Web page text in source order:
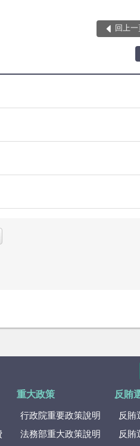
回上一
重大政策
行政院重要政策說明
法務部重大政策說明
反賄
反賄
反賄